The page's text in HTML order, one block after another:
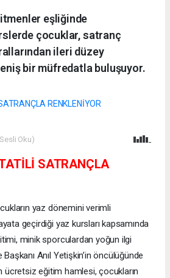
eşliğinde
çocuklar, satranç
ileri düzey
bir müfredatla buluşuyor.
Oku)
TATİLİ SATRANÇLA
yaz dönemini verimli
geçirdiği yaz kursları kapsamında
minik sporculardan yoğun ilgi
Anıl Yetişkin’in öncülüğünde
ücretsiz eğitim hamlesi, çocukların